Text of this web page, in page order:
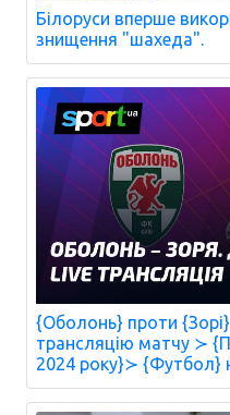
Білоруси вперше
знищення "шахеда".
{Оболонь} проти
трансляцію матчу ≻
2024 року}≻ {Футбол}